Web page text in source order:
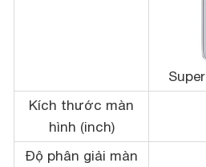
Kích thước màn
hình (inch)
Độ phân giải màn